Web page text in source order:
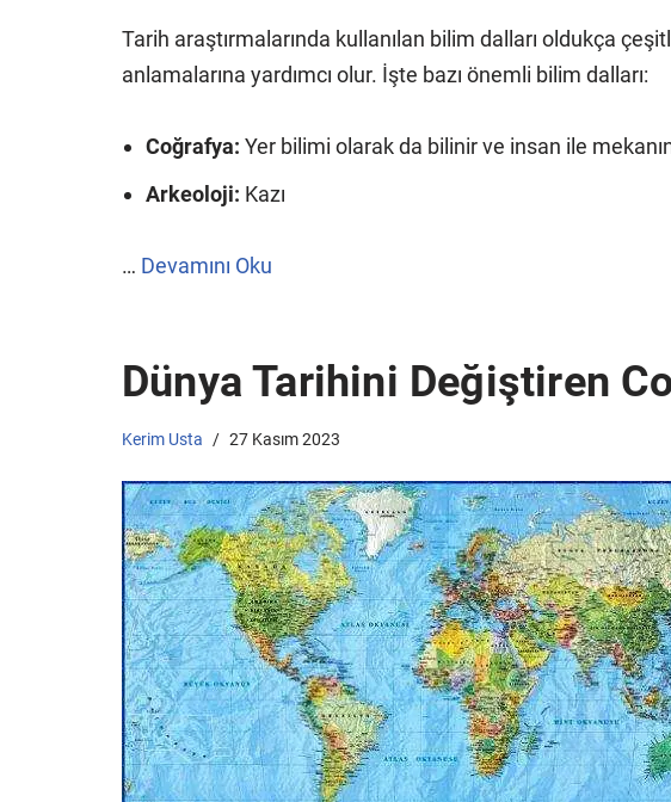
Tarih araştırmalarında kullanılan bilim dalları oldukça
anlamalarına yardımcı olur. İşte bazı önemli bilim dalları:
Coğrafya: Yer bilimi olarak da bilinir ve insan ile
Arkeoloji: Kazı
… Devamını Oku
Dünya Tarihini Değiştiren
Kerim Usta 27 Kasım 2023